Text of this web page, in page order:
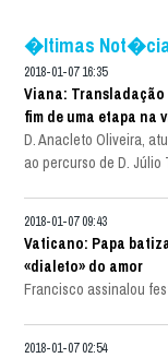
�ltimas
2018-01-07 16:35
Viana: Transladação
fim de uma etapa na
D. Anacleto Oliveira,
ao percurso de D. Júlio
2018-01-07 09:43
Vaticano: Papa
«dialeto» do amor
Francisco assinalou
2018-01-07 02:54